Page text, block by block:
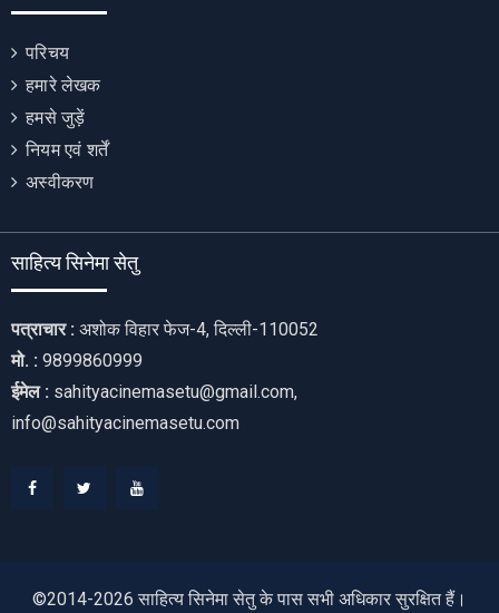
परिचय
हमारे लेखक
हमसे जुड़ें
नियम एवं शर्तें
अस्वीकरण
साहित्य सिनेमा सेतु
पत्राचार : अशोक विहार फेज-4, दिल्ली-110052
मो. : 9899860999
ईमेल : sahityacinemasetu@gmail.com,
info@sahityacinemasetu.com
©2014-2026 साहित्य सिनेमा सेतु के पास सभी अधिकार सुरक्षित हैं।